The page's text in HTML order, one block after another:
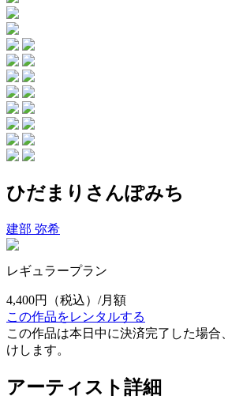
ひだまりさんぽみち
建部 弥希
レギュラープラン
4,400円
（税込）/月額
この作品をレンタルする
この作品は本日中に決済完了した場合、
けします。
アーティスト詳細